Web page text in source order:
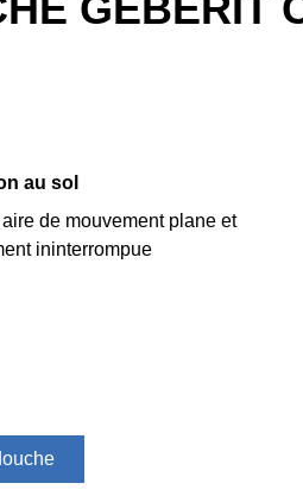
au sol
de mouvement plane et
ininterrompue